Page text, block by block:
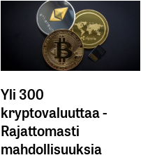
Yli 300
kryptovaluuttaa -
Rajattomasti
mahdollisuuksia